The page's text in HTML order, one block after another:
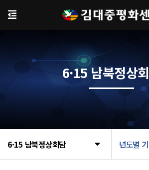
6·15 남북정상회담 년도별
6·15 남북정상